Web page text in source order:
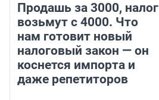
Продашь за 3000, налог
возьмут с 4000. Что
нам готовит новый
налоговый закон — он
коснется импорта и
даже репетиторов